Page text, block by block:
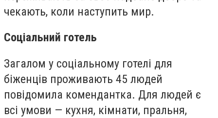
чекають, коли наступить мир.
Соціальний готель
Загалом у соціальному готелі для
біженців проживають 45 людей
повідомила комендантка. Для людей є
всі умови — кухня, кімнати, пральня,